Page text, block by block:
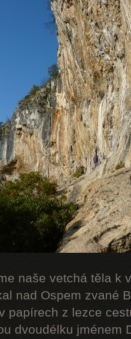
naše vetchá těla k
nad Ospem zvané
papírech z lezce
dvoudélku jménem